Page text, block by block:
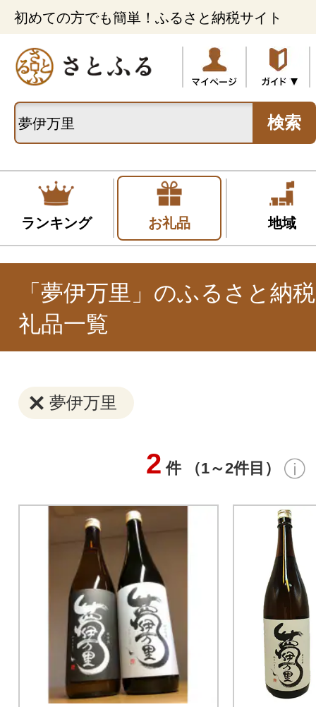
初めての方でも簡単！ふるさと納税サイト
検索
ランキング お礼品 地域
「夢伊万里」のふるさと納
礼品一覧
夢伊万里
2 件 （1～2件目）